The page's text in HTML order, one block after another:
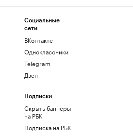
Социальные
сети
ВКонтакте
Одноклассники
Telegram
Дзен
Подписки
Скрыть баннеры
на РБК
Подписка на РБК